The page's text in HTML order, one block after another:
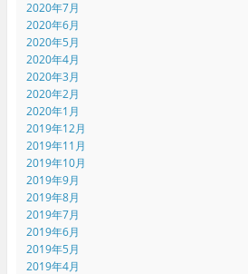
2020年7月
2020年6月
2020年5月
2020年4月
2020年3月
2020年2月
2020年1月
2019年12月
2019年11月
2019年10月
2019年9月
2019年8月
2019年7月
2019年6月
2019年5月
2019年4月